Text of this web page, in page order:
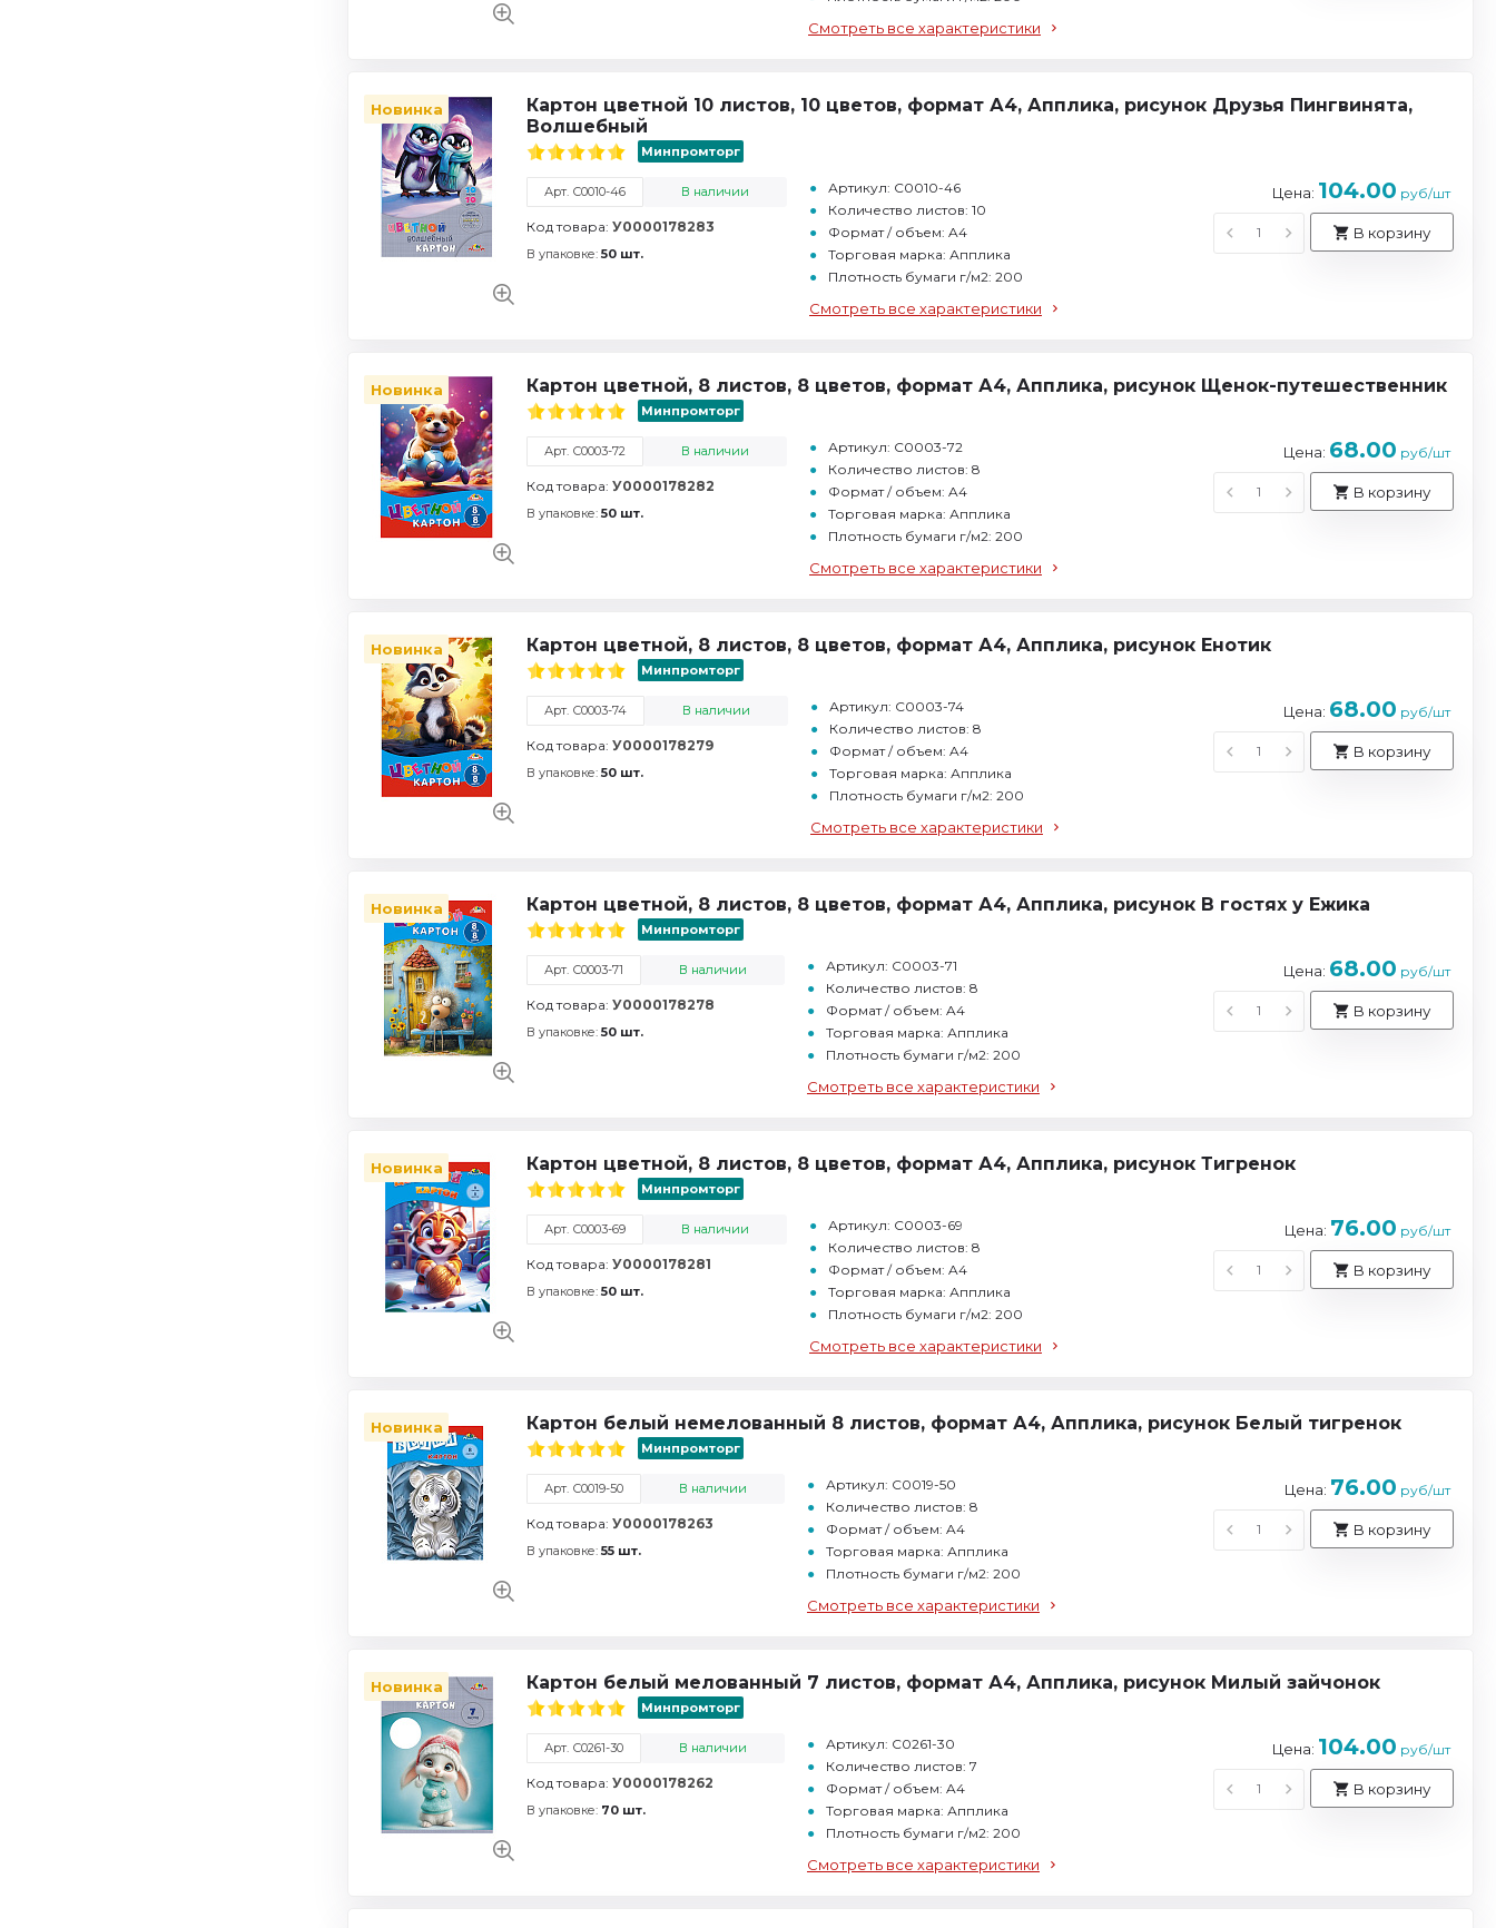
Смотреть все характеристики
Новинка
Картон цветной 10 листов, 10 цветов, формат А4, Апплика, рисунок Друзья Пингвинята,
Волшебный
Минпромторг
Арт. С0010-46 В наличии
Код товара: У0000178283
В упаковке: 50 шт.
Артикул: С0010-46
Количество листов: 10
Формат / объем: A4
Торговая марка: Апплика
Плотность бумаги г/м2: 200
Смотреть все характеристики
Цена: 104.00 руб/шт
В корзину
Новинка Картон цветной, 8 листов, 8 цветов, формат А4, Апплика, рисунок Щенок-путешественник
Минпромторг
Арт. С0003-72 В наличии
Код товара: У0000178282
В упаковке: 50 шт.
Артикул: С0003-72
Количество листов: 8
Формат / объем: A4
Торговая марка: Апплика
Плотность бумаги г/м2: 200
Смотреть все характеристики
Цена: 68.00 руб/шт
В корзину
Новинка Картон цветной, 8 листов, 8 цветов, формат А4, Апплика, рисунок Енотик
Минпромторг
Арт. С0003-74 В наличии
Код товара: У0000178279
В упаковке: 50 шт.
Артикул: С0003-74
Количество листов: 8
Формат / объем: A4
Торговая марка: Апплика
Плотность бумаги г/м2: 200
Смотреть все характеристики
Цена: 68.00 руб/шт
В корзину
Новинка Картон цветной, 8 листов, 8 цветов, формат А4, Апплика, рисунок В гостях у Ежика
Минпромторг
Арт. С0003-71 В наличии
Код товара: У0000178278
В упаковке: 50 шт.
Артикул: С0003-71
Количество листов: 8
Формат / объем: A4
Торговая марка: Апплика
Плотность бумаги г/м2: 200
Смотреть все характеристики
Цена: 68.00 руб/шт
В корзину
Новинка Картон цветной, 8 листов, 8 цветов, формат А4, Апплика, рисунок Тигренок
Минпромторг
Арт. С0003-69 В наличии
Код товара: У0000178281
В упаковке: 50 шт.
Артикул: С0003-69
Количество листов: 8
Формат / объем: A4
Торговая марка: Апплика
Плотность бумаги г/м2: 200
Смотреть все характеристики
Цена: 76.00 руб/шт
В корзину
Новинка Картон белый немелованный 8 листов, формат А4, Апплика, рисунок Белый тигренок
Минпромторг
Арт. С0019-50 В наличии
Код товара: У0000178263
В упаковке: 55 шт.
Артикул: С0019-50
Количество листов: 8
Формат / объем: A4
Торговая марка: Апплика
Плотность бумаги г/м2: 200
Смотреть все характеристики
Цена: 76.00 руб/шт
В корзину
Новинка Картон белый мелованный 7 листов, формат А4, Апплика, рисунок Милый зайчонок
Минпромторг
Арт. С0261-30 В наличии
Код товара: У0000178262
В упаковке: 70 шт.
Артикул: С0261-30
Количество листов: 7
Формат / объем: A4
Торговая марка: Апплика
Плотность бумаги г/м2: 200
Смотреть все характеристики
Цена: 104.00 руб/шт
В корзину